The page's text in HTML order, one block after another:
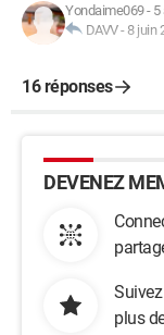
Yondaime069- 5
DAVV- 8 juin
16 réponses
DEVENEZ
plus